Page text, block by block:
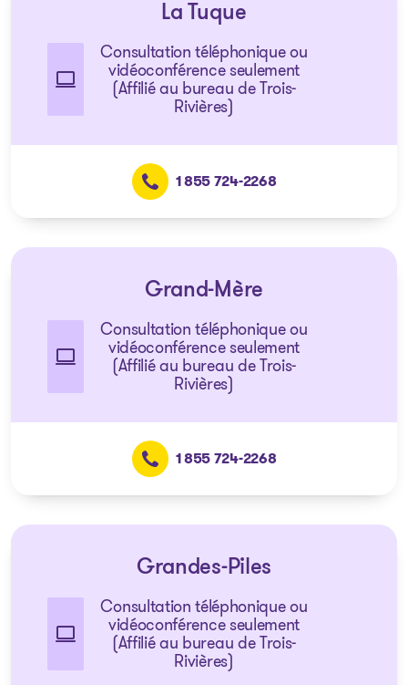
La Tuque
Consultation téléphonique ou
vidéoconférence seulement
(Affilié au bureau de Trois-
Rivières)
1 855 724-2268
Grand-Mère
Consultation téléphonique ou
vidéoconférence seulement
(Affilié au bureau de Trois-
Rivières)
1 855 724-2268
Grandes-Piles
Consultation téléphonique ou
vidéoconférence seulement
(Affilié au bureau de Trois-
Rivières)